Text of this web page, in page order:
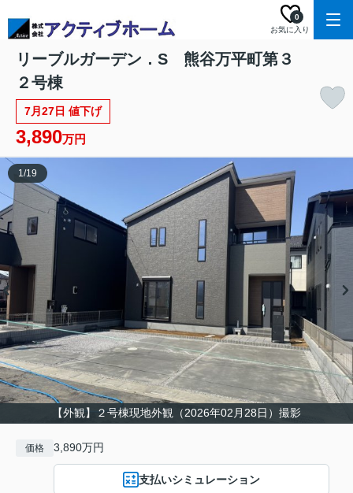
お気に入り
0
リーブルガーデン．S 熊谷万平町第３
２号棟
7月27日 値下げ
3,890万円
【外観】２号棟現地外観（2026年02月28日）撮影
1/19
価格 3,890万円
支払いシミュレーション